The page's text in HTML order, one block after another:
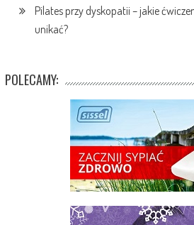
Pilates przy dyskopatii – jakie
unikać?
POLECAMY: